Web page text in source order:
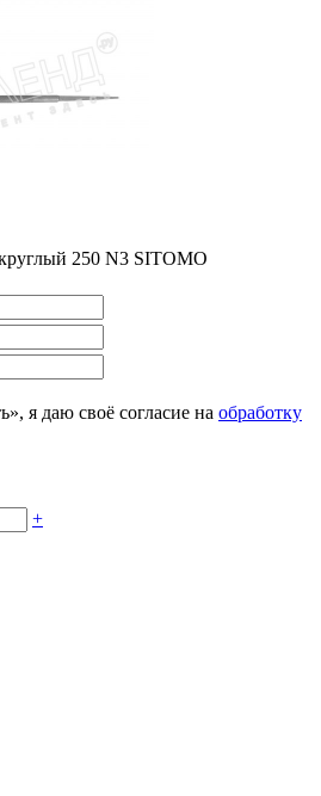
250 N3 SITOMO
я даю своё согласие на обработку
+